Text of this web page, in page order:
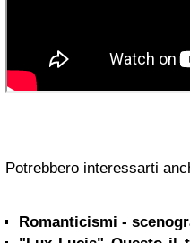
Potrebbero interessarti
Romanticismi -